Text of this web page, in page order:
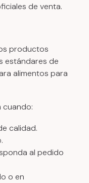
de venta.
productos
estándares de
alimentos para
cuando:
calidad.
al pedido
o en